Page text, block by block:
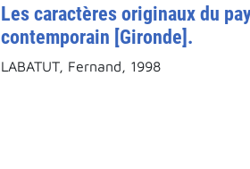
Les caractères originaux du
contemporain [Gironde].
LABATUT, Fernand, 1998